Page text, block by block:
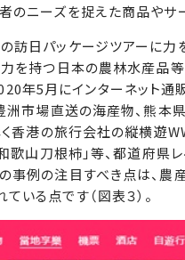
のニーズを捉えた商品やサ
訪日パッケージツアーに力
力を持つ日本の農林水産品
年5月にインターネット通
洲市場直送の海産物、熊
く香港の旅行会社の縦横遊
和歌山刀根柿」等、都道府
事例の注目すべき点は、農
いる点です（図表３）。